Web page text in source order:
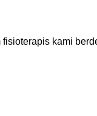
fisioterapis kami